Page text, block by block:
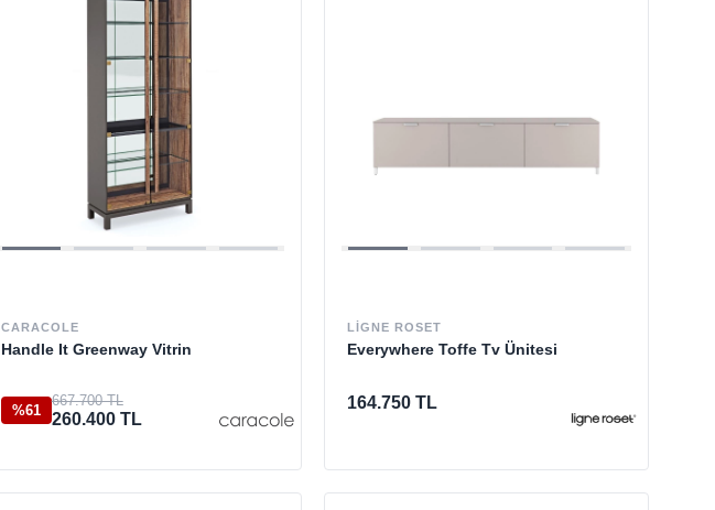
CARACOLE
Handle It Greenway Vitrin
%61
667.700 TL
260.400 TL
LIGNE ROSET
Everywhere Toffe Tv Ünitesi
164.750 TL